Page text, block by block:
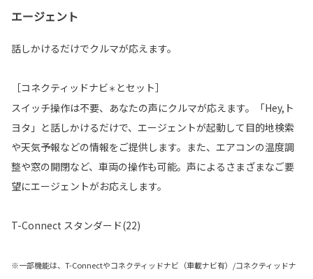
エージェント
話しかけるだけでクルマが応えます。
［コネクティッドナビ＊ とセット］
スイッチ操作は不要、あなたの声にクルマが応えます。「Hey,ト
ヨタ」と話しかけるだけで、エージェントが起動して目的地検索
や天気予報などの情報をご提供します。また、エアコンの温度調
整や窓の開閉など、車両の操作も可能。声によるさまざまなご要
望にエージェントがお応えします。
T-Connect スタンダード(22)
※一部機能は、T-Connectやコネクティッドナビ（車載ナビ有）/コネクティッドナ